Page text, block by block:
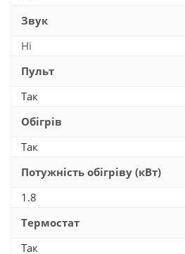
Звук
Ні
Пульт
Так
Обігрів
Так
Потужність обігріву (кВт)
1.8
Термостат
Так